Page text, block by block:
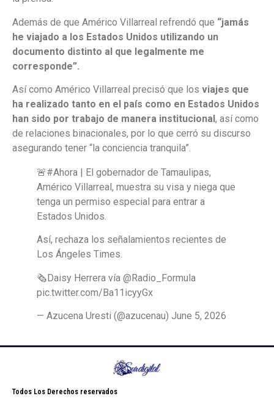
Además de que Américo Villarreal refrendó que “jamás
he viajado a los Estados Unidos utilizando un
documento distinto al que legalmente me
corresponde”.
Así como Américo Villarreal precisó que los viajes que
ha realizado tanto en el país como en Estados Unidos
han sido por trabajo de manera institucional, así como
de relaciones binacionales, por lo que cerró su discurso
asegurando tener “la conciencia tranquila”.
🚨#Ahora | El gobernador de Tamaulipas,
Américo Villarreal, muestra su visa y niega que
tenga un permiso especial para entrar a
Estados Unidos.
Así, rechaza los señalamientos recientes de
Los Ángeles Times.
🗞️Daisy Herrera vía @Radio_Formula
pic.twitter.com/Ba11icyyGx
— Azucena Uresti (@azucenau) June 5, 2026
Todos Los Derechos reservados